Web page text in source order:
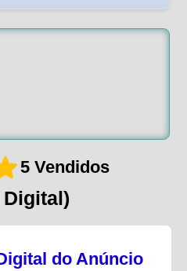
5 Vendidos
do Anúncio